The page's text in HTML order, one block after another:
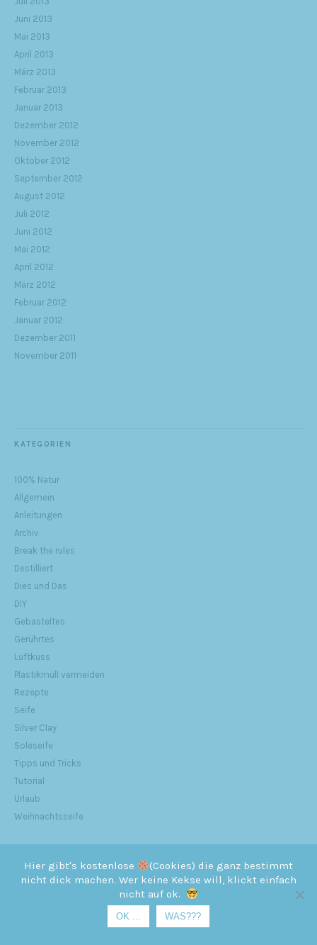
Juni 2013
Mai 2013
April 2013
März 2013
Februar 2013
Januar 2013
Dezember 2012
November 2012
Oktober 2012
September 2012
August 2012
Juli 2012
Juni 2012
Mai 2012
April 2012
März 2012
Februar 2012
Januar 2012
Dezember 2011
November 2011
KATEGORIEN
100% Natur
Allgemein
Anleitungen
Archiv
Break the rules
Destilliert
Dies und Das
DIY
Gebasteltes
Gerührtes
Luftkuss
Plastikmüll vermeiden
Rezepte
Seife
Silver Clay
Soleseife
Tipps und Tricks
Tutorial
Urlaub
Weihnachtsseife
Hier gibt's kostenlose
(Cookies) die ganz bestimmt
nicht dick machen. Wer keine Kekse will, klickt einfach
nicht auf ok.
OK ... WAS???